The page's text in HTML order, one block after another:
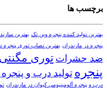
برچسب ها
بهترین تولید کننده پنجره وین تک بهترین
پنجره در مازندران بهترین نصاب توری پنجره
ضد حشرات توری مگنتی
پنجره تولید درب و
درب و پنجره آلومینیومی کیوان در مازندران